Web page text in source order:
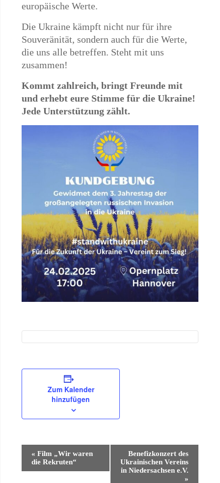
europäische Werte.
Die Ukraine kämpft nicht nur für ihre
Souveränität, sondern auch für die Werte,
die uns alle betreffen. Steht mit uns
zusammen!
Kommt zahlreich, bringt Freunde mit
und erhebt eure Stimme für die Ukraine!
Jede Unterstützung zählt.
Zum Kalender
hinzufügen
Veranstaltung
Navigation
« Film „Wir waren
die Rekruten“
Benefizkonzert des
Ukrainischen Vereins
in Niedersachsen e.V.
»